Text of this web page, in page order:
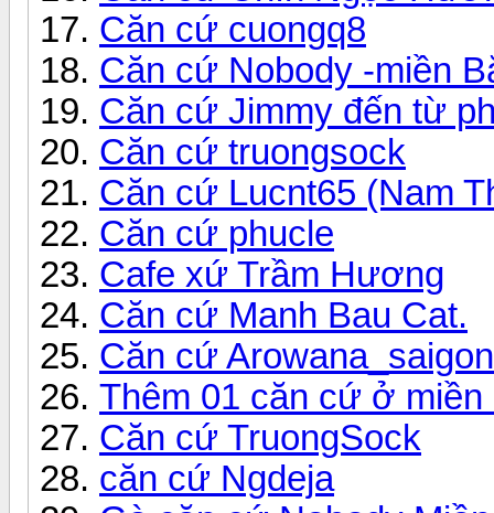
Căn cứ cuongq8
Căn cứ Nobody -miền
Căn cứ Jimmy đến từ
Căn cứ truongsock
Căn cứ Lucnt65 (Nam
Căn cứ phucle
Cafe xứ Trầm Hương
Căn cứ Manh Bau Cat.
Căn cứ Arowana_saigon
Thêm 01 căn cứ ở miền
Căn cứ TruongSock
căn cứ Ngdeja